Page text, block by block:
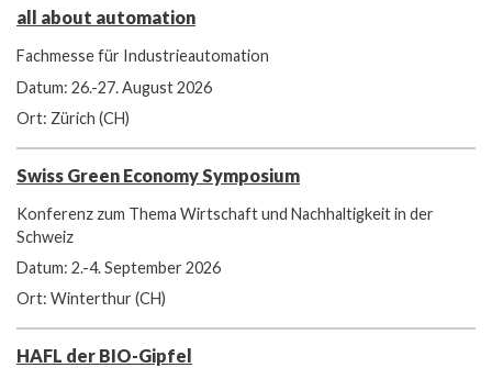
all about automation
Fachmesse für Industrieautomation
Datum: 26.-27. August 2026
Ort: Zürich (CH)
Swiss Green Economy Symposium
Konferenz zum Thema Wirtschaft und Nachhaltigkeit in der
Schweiz
Datum: 2.-4. September 2026
Ort: Winterthur (CH)
HAFL der BIO-Gipfel